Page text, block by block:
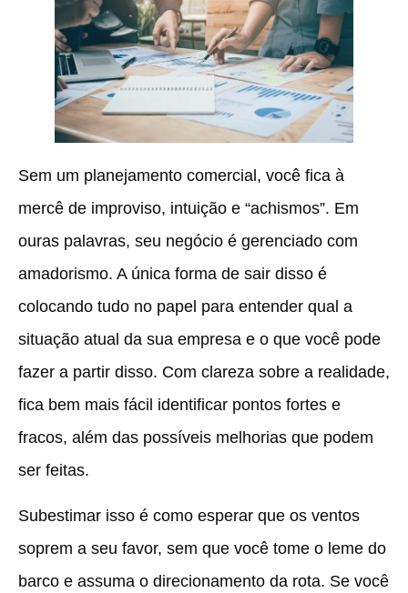
Sem um planejamento comercial, você fica à
mercê de improviso, intuição e “achismos”. Em
ouras palavras, seu negócio é gerenciado com
amadorismo. A única forma de sair disso é
colocando tudo no papel para entender qual a
situação atual da sua empresa e o que você pode
fazer a partir disso. Com clareza sobre a realidade,
fica bem mais fácil identificar pontos fortes e
fracos, além das possíveis melhorias que podem
ser feitas.
Subestimar isso é como esperar que os ventos
soprem a seu favor, sem que você tome o leme do
barco e assuma o direcionamento da rota. Se você